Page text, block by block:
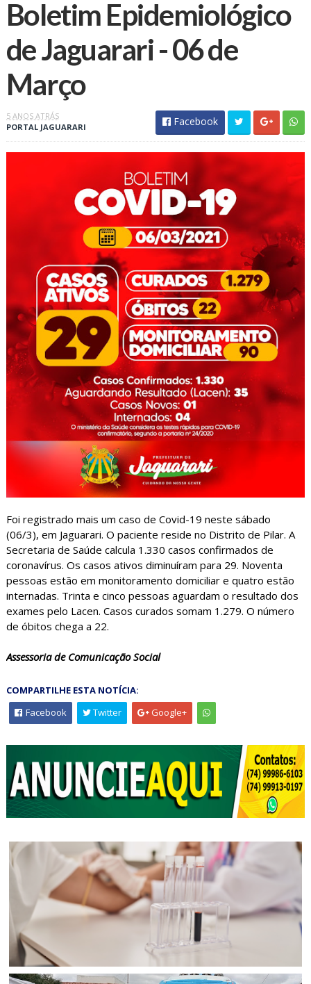
Boletim Epidemiológico
de Jaguarari - 06 de
Março
5 ANOS ATRÁS
PORTAL JAGUARARI
Facebook
Foi registrado mais um caso de Covid-19 neste sábado
(06/3), em Jaguarari. O paciente reside no Distrito de Pilar. A
Secretaria de Saúde calcula 1.330 casos confirmados de
coronavírus. Os casos ativos diminuíram para 29. Noventa
pessoas estão em monitoramento domiciliar e quatro estão
internadas. Trinta e cinco pessoas aguardam o resultado dos
exames pelo Lacen. Casos curados somam 1.279. O número
de óbitos chega a 22.
Assessoria de Comunicação Social
COMPARTILHE ESTA NOTÍCIA:
Facebook
Twitter Google+
BAHIA